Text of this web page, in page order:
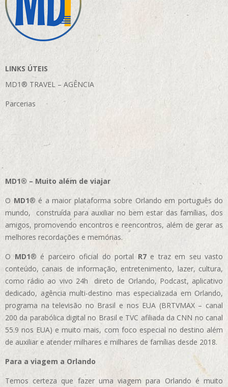
LINKS ÚTEIS
MD1® TRAVEL – AGÊNCIA
Parcerias
MD1® – Muito além de viajar
O MD1® é a maior plataforma sobre Orlando em português do
mundo, construída para auxiliar no bem estar das famílias, dos
amigos, promovendo encontros e reencontros, além de gerar as
melhores recordações e memórias.
OMD1® é parceiro oficial do portal R7e traz em seu vasto
conteúdo, canais de informação, entretenimento, lazer, cultura,
como rádio ao vivo 24h direto de Orlando, Podcast, aplicativo
dedicado, agência multi-destino mas especializada em Orlando,
programa na televisão no Brasil e nos EUA (BRTVMAX – canal
200 da parabólica digital no Brasil e TVC afiliada da CNN no canal
55.9 nos EUA) e muito mais, com foco especial no destino além
de auxiliar e atender milhares e milhares de famílias desde 2018.
Para a viagem a Orlando
Temos certeza que fazer uma viagem para Orlando é muito